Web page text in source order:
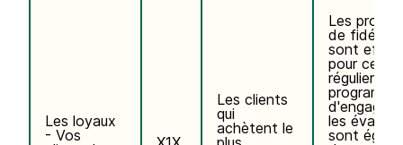
Les loyaux
- Vos
Les clients
qui
achètent le
Les
de
sont
pour ces
réguliers.
les
sont